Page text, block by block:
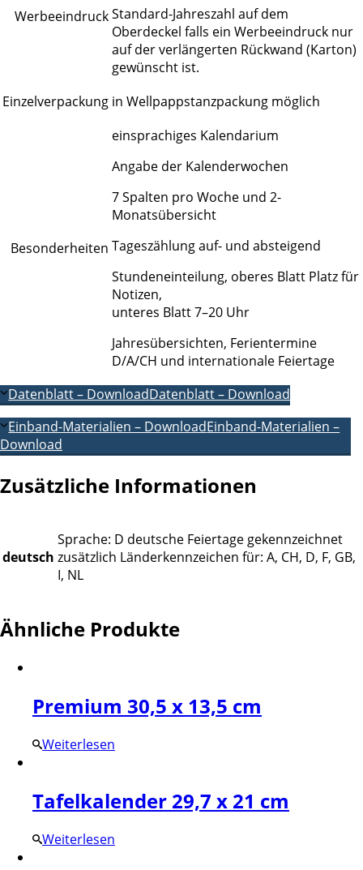
WerbeeindruckStandard-Jahreszahl auf dem
Oberdeckel falls ein Werbeeindruck nur
auf der verlängerten Rückwand (Karton)
gewünscht ist.
Einzelverpackung in Wellpappstanzpackung möglich
Besonderheiten
einsprachiges Kalendarium
Angabe der Kalenderwochen
7 Spalten pro Woche und 2-
Monatsübersicht
Tageszählung auf- und absteigend
Stundeneinteilung, oberes Blatt Platz für
Notizen,
unteres Blatt 7–20 Uhr
Jahresübersichten, Ferientermine
D/A/CH und internationale Feiertage
Datenblatt – DownloadDatenblatt – Download
Einband-Materialien – DownloadEinband-Materialien –
Download
Zusätzliche Informationen
deutsch
Sprache: D deutsche Feiertage gekennzeichnet
zusätzlich Länderkennzeichen für: A, CH, D, F, GB,
I, NL
Ähnliche Produkte
Premium 30,5 x 13,5 cm
Weiterlesen
Tafelkalender 29,7 x 21 cm
Weiterlesen